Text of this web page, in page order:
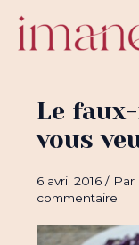
contenu
Le
vous
6 avril 2016/ Par
commentaire